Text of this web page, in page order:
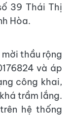
39 Thái Thị
Hòa.
thầu rộng
và áp
công khai,
trầm lắng.
hệ thống